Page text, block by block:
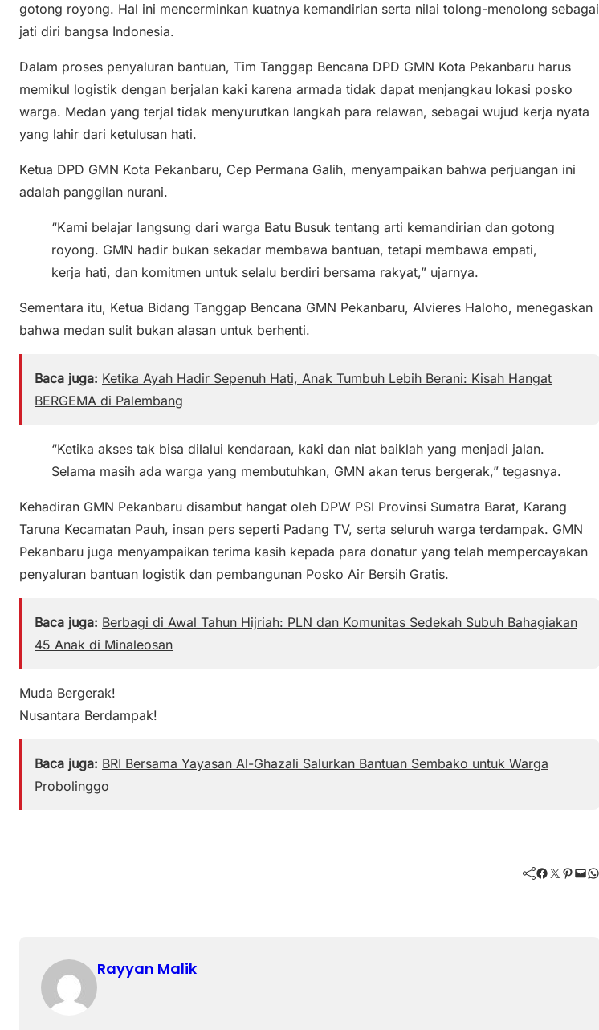
gotong royong. Hal ini mencerminkan kuatnya kemandirian serta nilai tolong-menolong sebagai
jati diri bangsa Indonesia.
Dalam proses penyaluran bantuan, Tim Tanggap Bencana DPD GMN Kota Pekanbaru harus
memikul logistik dengan berjalan kaki karena armada tidak dapat menjangkau lokasi posko
warga. Medan yang terjal tidak menyurutkan langkah para relawan, sebagai wujud kerja nyata
yang lahir dari ketulusan hati.
Ketua DPD GMN Kota Pekanbaru, Cep Permana Galih, menyampaikan bahwa perjuangan ini
adalah panggilan nurani.
“Kami belajar langsung dari warga Batu Busuk tentang arti kemandirian dan gotong
royong. GMN hadir bukan sekadar membawa bantuan, tetapi membawa empati,
kerja hati, dan komitmen untuk selalu berdiri bersama rakyat,” ujarnya.
Sementara itu, Ketua Bidang Tanggap Bencana GMN Pekanbaru, Alvieres Haloho, menegaskan
bahwa medan sulit bukan alasan untuk berhenti.
Baca juga: Ketika Ayah Hadir Sepenuh Hati, Anak Tumbuh Lebih Berani: Kisah Hangat
BERGEMA di Palembang
“Ketika akses tak bisa dilalui kendaraan, kaki dan niat baiklah yang menjadi jalan.
Selama masih ada warga yang membutuhkan, GMN akan terus bergerak,” tegasnya.
Kehadiran GMN Pekanbaru disambut hangat oleh DPW PSI Provinsi Sumatra Barat, Karang
Taruna Kecamatan Pauh, insan pers seperti Padang TV, serta seluruh warga terdampak. GMN
Pekanbaru juga menyampaikan terima kasih kepada para donatur yang telah mempercayakan
penyaluran bantuan logistik dan pembangunan Posko Air Bersih Gratis.
Baca juga: Berbagi di Awal Tahun Hijriah: PLN dan Komunitas Sedekah Subuh Bahagiakan
45 Anak di Minaleosan
Muda Bergerak!
Nusantara Berdampak!
Baca juga: BRI Bersama Yayasan Al-Ghazali Salurkan Bantuan Sembako untuk Warga
Probolinggo
Facebook Twitter Pinterest Mail WhatsApp
Rayyan Malik